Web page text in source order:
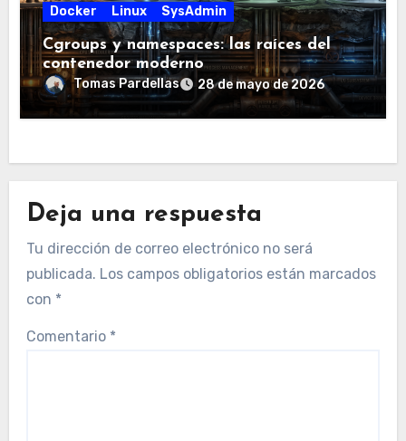
Docker Linux SysAdmin
Cgroups y namespaces: las raíces del
contenedor moderno
Tomas Pardellas 28 de mayo de 2026
Deja una respuesta
Tu dirección de correo electrónico no será
publicada. Los campos obligatorios están marcados
con *
Comentario *